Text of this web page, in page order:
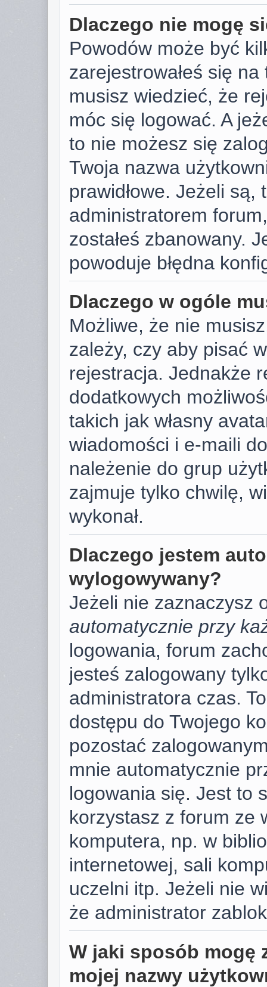
Dlaczego nie mogę
Powodów może być
zarejestrowałeś się
musisz wiedzieć, że
móc się logować. A
to nie możesz się
Twoja nazwa
prawidłowe. Jeżeli są,
administratorem
zostałeś zbanowany.
powoduje błędna
Dlaczego w ogóle
Możliwe, że nie
zależy, czy aby pisać
rejestracja. Jednakże
dodatkowych
takich jak własny
wiadomości i e-maili
należenie do grup
zajmuje tylko chwilę,
wykonał.
Dlaczego jestem
wylogowywany?
Jeżeli nie zaznaczysz
automatycznie przy
logowania, forum
jesteś zalogowany
administratora czas.
dostępu do Twojego
pozostać
mnie automatycznie
logowania się. Jest to
korzystasz z forum ze
komputera, np. w
internetowej, sali
uczelni itp. Jeżeli nie
że administrator
W jaki sposób mogę
mojej nazwy